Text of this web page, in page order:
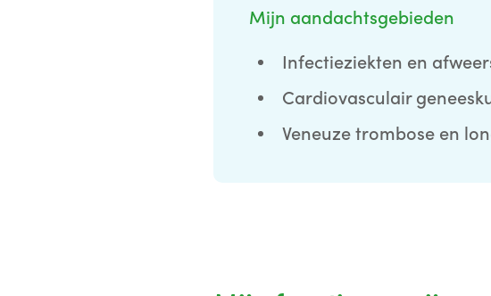
Mijn aandachtsgebieden
Infectieziekten en
Cardiovasculair
Veneuze trombose en